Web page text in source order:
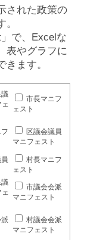
された政策の
で、Excelな
表やグラフに
きます。
ェ
市長マニフ
ェスト
区議会議員
マニフェスト
村長マニフ
ェスト
ェ
市議会会派
マニフェスト
村議会会派
マニフェスト